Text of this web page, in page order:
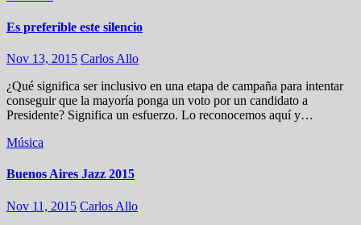
Es preferible este silencio
Nov 13, 2015 Carlos Allo
¿Qué significa ser inclusivo en una etapa de campaña para intentar
conseguir que la mayoría ponga un voto por un candidato a
Presidente? Significa un esfuerzo. Lo reconocemos aquí y…
Música
Buenos Aires Jazz 2015
Nov 11, 2015 Carlos Allo